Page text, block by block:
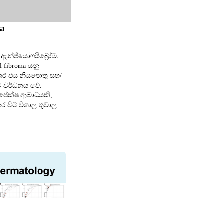
fibroma යනු
එය නියපොතු සහ/
වේ.
ආබාධයකි,
විට විශාල තුවාල